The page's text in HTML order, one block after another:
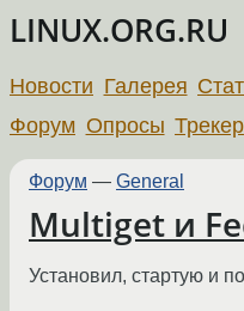
LINUX.ORG.RU
Новости Галерея
Форум Опросы Трекер
Форум — General
Multiget и
Установил, стартую и